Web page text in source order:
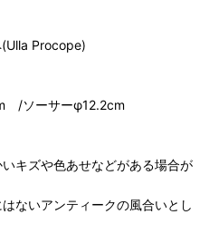
Procope)
/ソーサーφ12.2cm
キズや色あせなどがある場合が
ないアンティークの風合いとし